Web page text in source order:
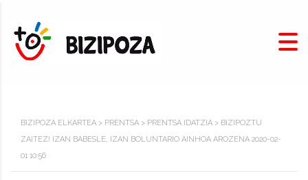
BIZIPOZA ELKARTEA > PRENTSA > PRENTSA IDATZIA > BIZIPOZTU
ZAITEZ! IZAN BABESLE, IZAN BOLUNTARIO AINHOA AROZENA 2020-02-
01 10:56